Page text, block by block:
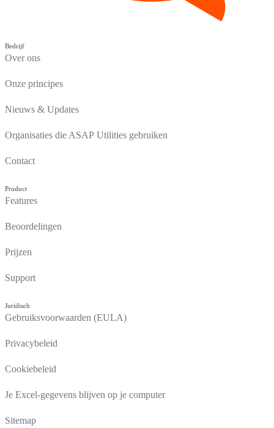
Bedrijf
Over ons
Onze principes
Nieuws & Updates
Organisaties die ASAP Utilities gebruiken
Contact
Product
Features
Beoordelingen
Prijzen
Support
Juridisch
Gebruiksvoorwaarden (EULA)
Privacybeleid
Cookiebeleid
Je Excel-gegevens blijven op je computer
Sitemap